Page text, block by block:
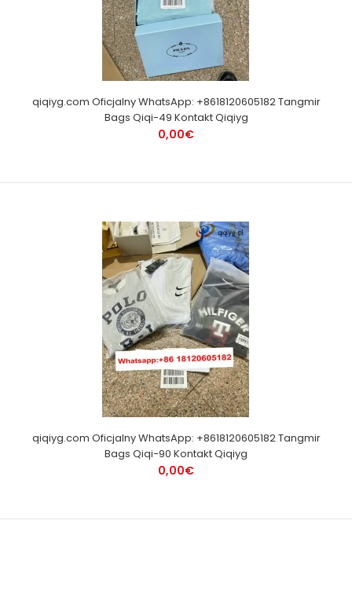
qiqiyg.com Oficjalny WhatsApp: +8618120605182 Tangmir
Bags Qiqi-49 Kontakt Qiqiyg
0,00€
qiqiyg.com Oficjalny WhatsApp: +8618120605182 Tangmir
Bags Qiqi-90 Kontakt Qiqiyg
0,00€